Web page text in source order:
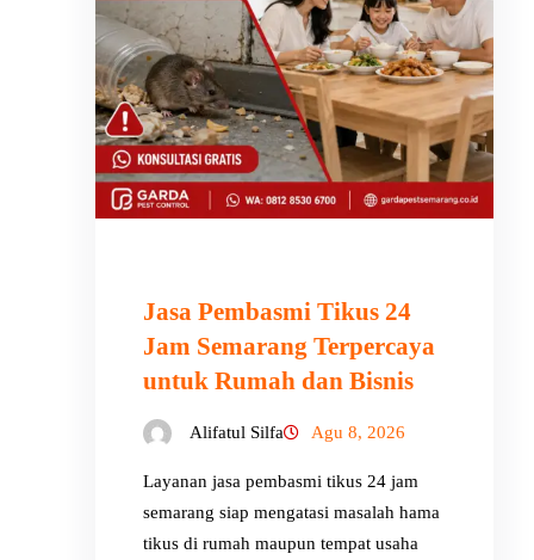
Jasa Pembasmi Tikus 24
Jam Semarang Terpercaya
untuk Rumah dan Bisnis
Alifatul Silfa Agu 8, 2026
Layanan jasa pembasmi tikus 24 jam
semarang siap mengatasi masalah hama
tikus di rumah maupun tempat usaha